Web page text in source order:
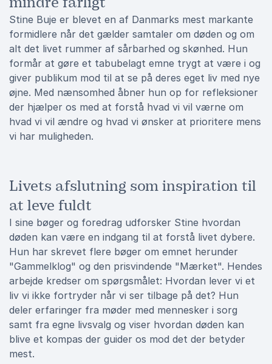
Stine Buje er blevet en af Danmarks mest markante
formidlere når det gælder samtaler om døden og om
alt det livet rummer af sårbarhed og skønhed. Hun
formår at gøre et tabubelagt emne trygt at være i og
giver publikum mod til at se på deres eget liv med nye
øjne. Med nænsomhed åbner hun op for refleksioner
der hjælper os med at forstå hvad vi vil værne om
hvad vi vil ændre og hvad vi ønsker at prioritere mens
vi har muligheden.
Livets afslutning som inspiration til
at leve fuldt
I sine bøger og foredrag udforsker Stine hvordan
døden kan være en indgang til at forstå livet dybere.
Hun har skrevet flere bøger om emnet herunder
"Gammelklog" og den prisvindende "Mærket". Hendes
arbejde kredser om spørgsmålet: Hvordan lever vi et
liv vi ikke fortryder når vi ser tilbage på det? Hun
deler erfaringer fra møder med mennesker i sorg
samt fra egne livsvalg og viser hvordan døden kan
blive et kompas der guider os mod det der betyder
mest.